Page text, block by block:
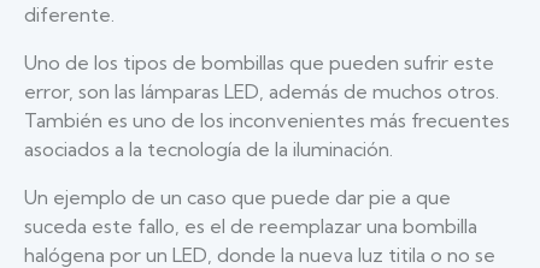
diferente.
Uno de los tipos de bombillas que pueden sufrir este
error, son las lámparas LED, además de muchos otros.
También es uno de los inconvenientes más frecuentes
asociados a la tecnología de la iluminación.
Un ejemplo de un caso que puede dar pie a que
suceda este fallo, es el de reemplazar una bombilla
halógena por un LED, donde la nueva luz titila o no se